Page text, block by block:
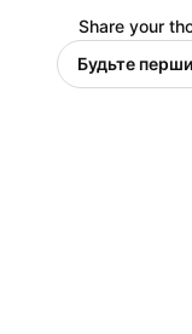
Share your
Будьте